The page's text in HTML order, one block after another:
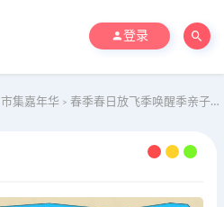
登录
市集嘉年华 > 春季春日放飞季唤醒季亲子露营音乐会市集集市地产活动策划方案